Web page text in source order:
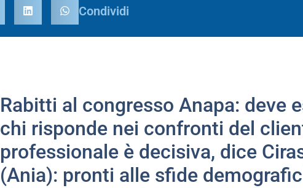
Condividi
Rabitti al congresso Anapa: deve
chi risponde nei confronti del
professionale è decisiva, dice
(Ania): pronti alle sfide